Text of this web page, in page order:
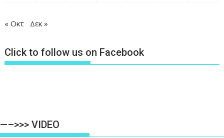
« Οκτ Δεκ »
Click to follow us on Facebook
—–>>> VIDEO